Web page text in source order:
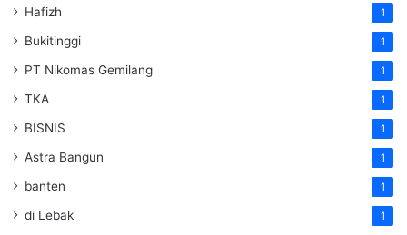
Hafizh 1
Bukitinggi 1
PT Nikomas Gemilang 1
TKA 1
BISNIS 1
Astra Bangun 1
banten 1
di Lebak 1